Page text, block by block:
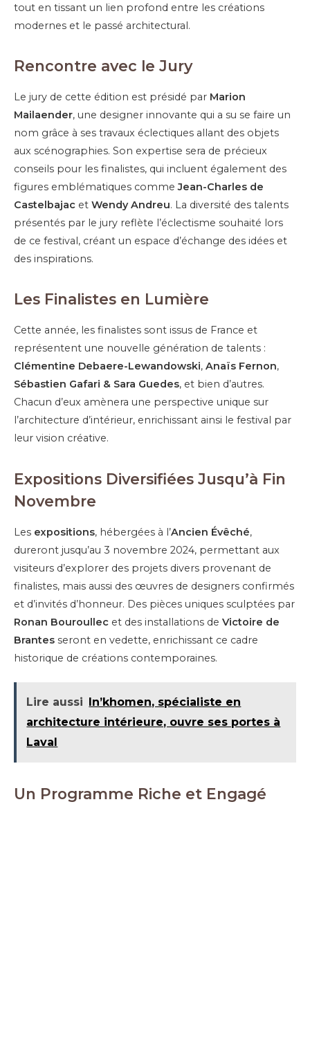
tout en tissant un lien profond entre les créations
modernes et le passé architectural.
Rencontre avec le Jury
Le jury de cette édition est présidé par Marion
Mailaender, une designer innovante qui a su se faire un
nom grâce à ses travaux éclectiques allant des objets
aux scénographies. Son expertise sera de précieux
conseils pour les finalistes, qui incluent également des
figures emblématiques commeJean-Charles de
Castelbajac et Wendy Andreu. La diversité des talents
présentés par le jury reflète l’éclectisme souhaité lors
de ce festival, créant un espace d’échange des idées et
des inspirations.
Les Finalistes en Lumière
Cette année, les finalistes sont issus de France et
représentent une nouvelle génération de talents :
Clémentine Debaere-Lewandowski, Anaïs Fernon,
Sébastien Gafari & Sara Guedes, et bien d’autres.
Chacun d’eux amènera une perspective unique sur
l’architecture d’intérieur, enrichissant ainsi le festival par
leur vision créative.
Expositions Diversifiées Jusqu’à Fin
Novembre
Les expositions, hébergées à l’Ancien Évêché,
dureront jusqu’au 3 novembre 2024, permettant aux
visiteurs d’explorer des projets divers provenant de
finalistes, mais aussi des œuvres de designers confirmés
et d’invités d’honneur. Des pièces uniques sculptées par
Ronan Bouroullec et des installations de Victoire de
Brantes seront en vedette, enrichissant ce cadre
historique de créations contemporaines.
Lire aussi
In’khomen, spécialiste en
architecture intérieure, ouvre ses portes à
Laval
Un Programme Riche et Engagé